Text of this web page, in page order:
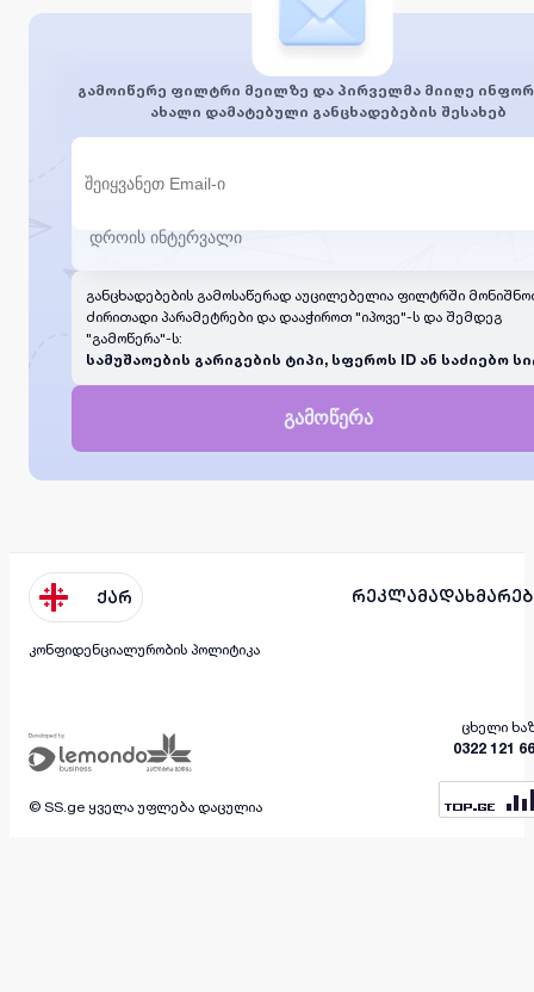
გამოიწერე ფილტრი მეილზე და პირველმა მიიღე
ახალი დამატებული განცხადებების შესახებ
განცხადებების გამოსაწერად აუცილებელია ფილტრში
ძირითადი პარამეტრები და დააჭიროთ "იპოვე"-ს და შემდეგ
"გამოწერა"-ს:
სამუშაოების გარიგების ტიპი, სფეროს ID ან საძიებო
გამოწერა
ქარ რეკლამა
კონფიდენციალურობის პოლიტიკა
ცხელი
0322 121
© SS.ge ყველა უფლება დაცულია